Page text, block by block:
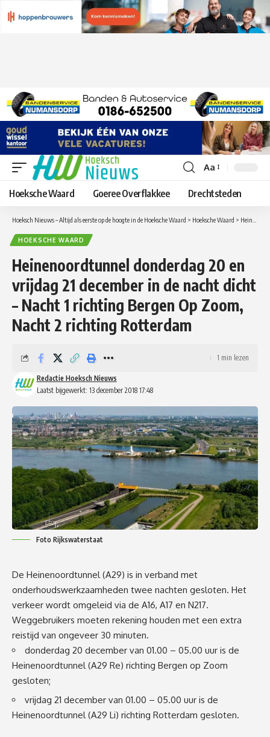
Lettergrootte
aanpassen
Aa
Hoeksche Waard Goeree Overflakkee Drechtsteden
Hoeksch Nieuws – Altijd als eerste op de hoogte in de Hoeksche Waard > Hoeksche Waard > Heinenoordtunnel donderdag 20 en vrijdag 21 december in de nacht dicht – Nacht 1 richting Bergen Op Zoom, Nacht 2 richting Rotterdam
HOEKSCHE WAARD
Heinenoordtunnel donderdag 20 en
vrijdag 21 december in de nacht dicht
– Nacht 1 richting Bergen Op Zoom,
Nacht 2 richting Rotterdam
Laatst bijgewerkt: 13 december 2018 17:48
Redactie Hoeksch Nieuws
1 min lezen
Foto Rijkswaterstaat
De Heinenoordtunnel (A29) is in verband met
onderhoudswerkzaamheden twee nachten gesloten. Het
verkeer wordt omgeleid via de A16, A17 en N217.
Weggebruikers moeten rekening houden met een extra
reistijd van ongeveer 30 minuten.
donderdag 20 december van 01.00 – 05.00 uur is de
Heinenoordtunnel (A29 Re) richting Bergen op Zoom
gesloten;
vrijdag 21 december van 01.00 – 05.00 uur is de
Heinenoordtunnel (A29 Li) richting Rotterdam gesloten.